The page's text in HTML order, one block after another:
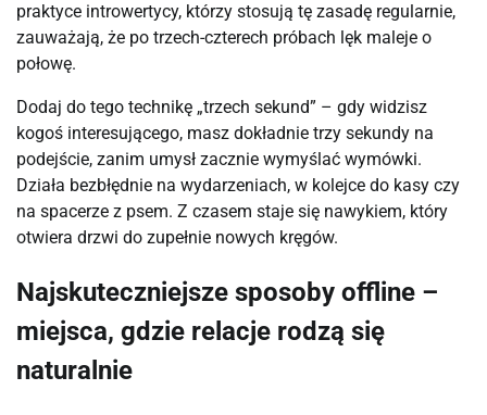
praktyce introwertycy, którzy stosują tę zasadę regularnie,
zauważają, że po trzech-czterech próbach lęk maleje o
połowę.
Dodaj do tego technikę „trzech sekund” – gdy widzisz
kogoś interesującego, masz dokładnie trzy sekundy na
podejście, zanim umysł zacznie wymyślać wymówki.
Działa bezbłędnie na wydarzeniach, w kolejce do kasy czy
na spacerze z psem. Z czasem staje się nawykiem, który
otwiera drzwi do zupełnie nowych kręgów.
Najskuteczniejsze sposoby offline –
miejsca, gdzie relacje rodzą się
naturalnie